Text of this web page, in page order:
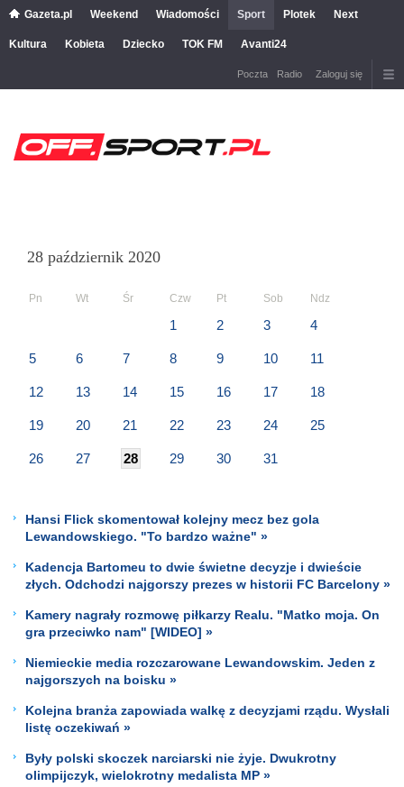
Gazeta.pl Weekend Wiadomości Sport Plotek Next
Kultura Kobieta Dziecko TOK FM Avanti24
Poczta Radio Zaloguj się
28 październik 2020
Pn Wt Śr Czw Pt Sob Ndz
1 2 3 4
5 6 7 8 9 10 11
12 13 14 15 16 17 18
19 20 21 22 23 24 25
26 27 28 29 30 31
Hansi Flick skomentował kolejny mecz bez gola
Lewandowskiego. "To bardzo ważne" »
Kadencja Bartomeu to dwie świetne decyzje i dwieście
złych. Odchodzi najgorszy prezes w historii FC Barcelony »
Kamery nagrały rozmowę piłkarzy Realu. "Matko moja. On
gra przeciwko nam" [WIDEO] »
Niemieckie media rozczarowane Lewandowskim. Jeden z
najgorszych na boisku »
Kolejna branża zapowiada walkę z decyzjami rządu. Wysłali
listę oczekiwań »
Były polski skoczek narciarski nie żyje. Dwukrotny
olimpijczyk, wielokrotny medalista MP »